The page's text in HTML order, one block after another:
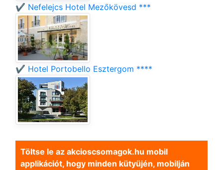
✔️ Nefelejcs Hotel Mezőkövesd ***
✔️ Hotel Portobello Esztergom ****
Töltse le az akcioscsomagok.hu mobil
applikációt, hogy minden kütyüjén, mobilján